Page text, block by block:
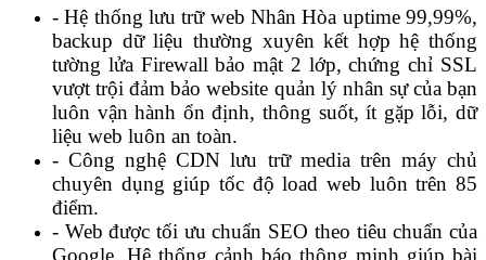
- Hệ thống lưu trữ web Nhân Hòa uptime 99,99%,
backup dữ liệu thường xuyên kết hợp hệ thống
tường lửa Firewall bảo mật 2 lớp, chứng chỉ SSL
vượt trội đảm bảo website quản lý nhân sự của bạn
luôn vận hành ổn định, thông suốt, ít gặp lỗi, dữ
liệu web luôn an toàn.
- Công nghệ CDN lưu trữ media trên máy chủ
chuyên dụng giúp tốc độ load web luôn trên 85
điểm.
- Web được tối ưu chuẩn SEO theo tiêu chuẩn của
Google. Hệ thống cảnh báo thông minh giúp bài